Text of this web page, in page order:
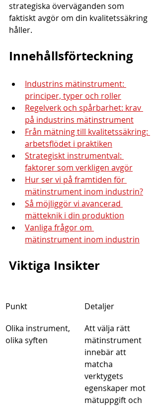
strategiska överväganden som
faktiskt avgör om din kvalitetssäkring
håller.
Innehållsförteckning
Industrins mätinstrument:
principer, typer och roller
Regelverk och spårbarhet: krav
på industrins mätinstrument
Från mätning till kvalitetssäkring:
arbetsflödet i praktiken
Strategiskt instrumentval:
faktorer som verkligen avgör
Hur ser vi på framtiden för
mätinstrument inom industrin?
Så möjliggör vi avancerad
mätteknik i din produktion
Vanliga frågor om
mätinstrument inom industrin
Viktiga Insikter
Punkt
Detaljer
Olika instrument,
olika syften
Att välja rätt
mätinstrument
innebär att
matcha
verktygets
egenskaper mot
mätuppgift och